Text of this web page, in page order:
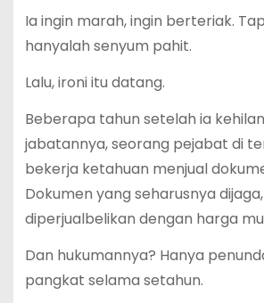
Ia ingin marah, ingin berteriak.
hanyalah senyum pahit.
Lalu, ironi itu datang.
Beberapa tahun setelah ia
jabatannya, seorang pejabat di
bekerja ketahuan menjual
Dokumen yang seharusnya dijaga,
diperjualbelikan dengan harga
Dan hukumannya? Hanya
pangkat selama setahun.